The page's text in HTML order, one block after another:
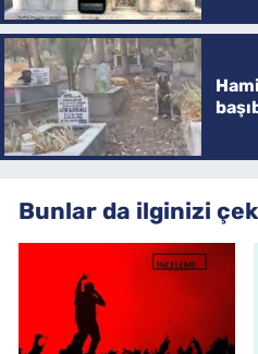
Bunlar da ilginizi